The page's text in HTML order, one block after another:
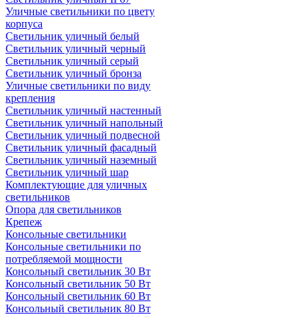
Уличные светильники по цвету
корпуса
Светильник уличный белый
Светильник уличный черный
Светильник уличный серый
Светильник уличный бронза
Уличные светильники по виду
крепления
Светильник уличный настенный
Светильник уличный напольный
Светильник уличный подвесной
Светильник уличный фасадный
Светильник уличный наземный
Cветильник уличный шар
Комплектующие для уличных
светильников
Опора для светильников
Крепеж
Консольные светильники
Консольные светильники по
потребляемой мощности
Консольный светильник 30 Вт
Консольный светильник 50 Вт
Консольный светильник 60 Вт
Консольный светильник 80 Вт